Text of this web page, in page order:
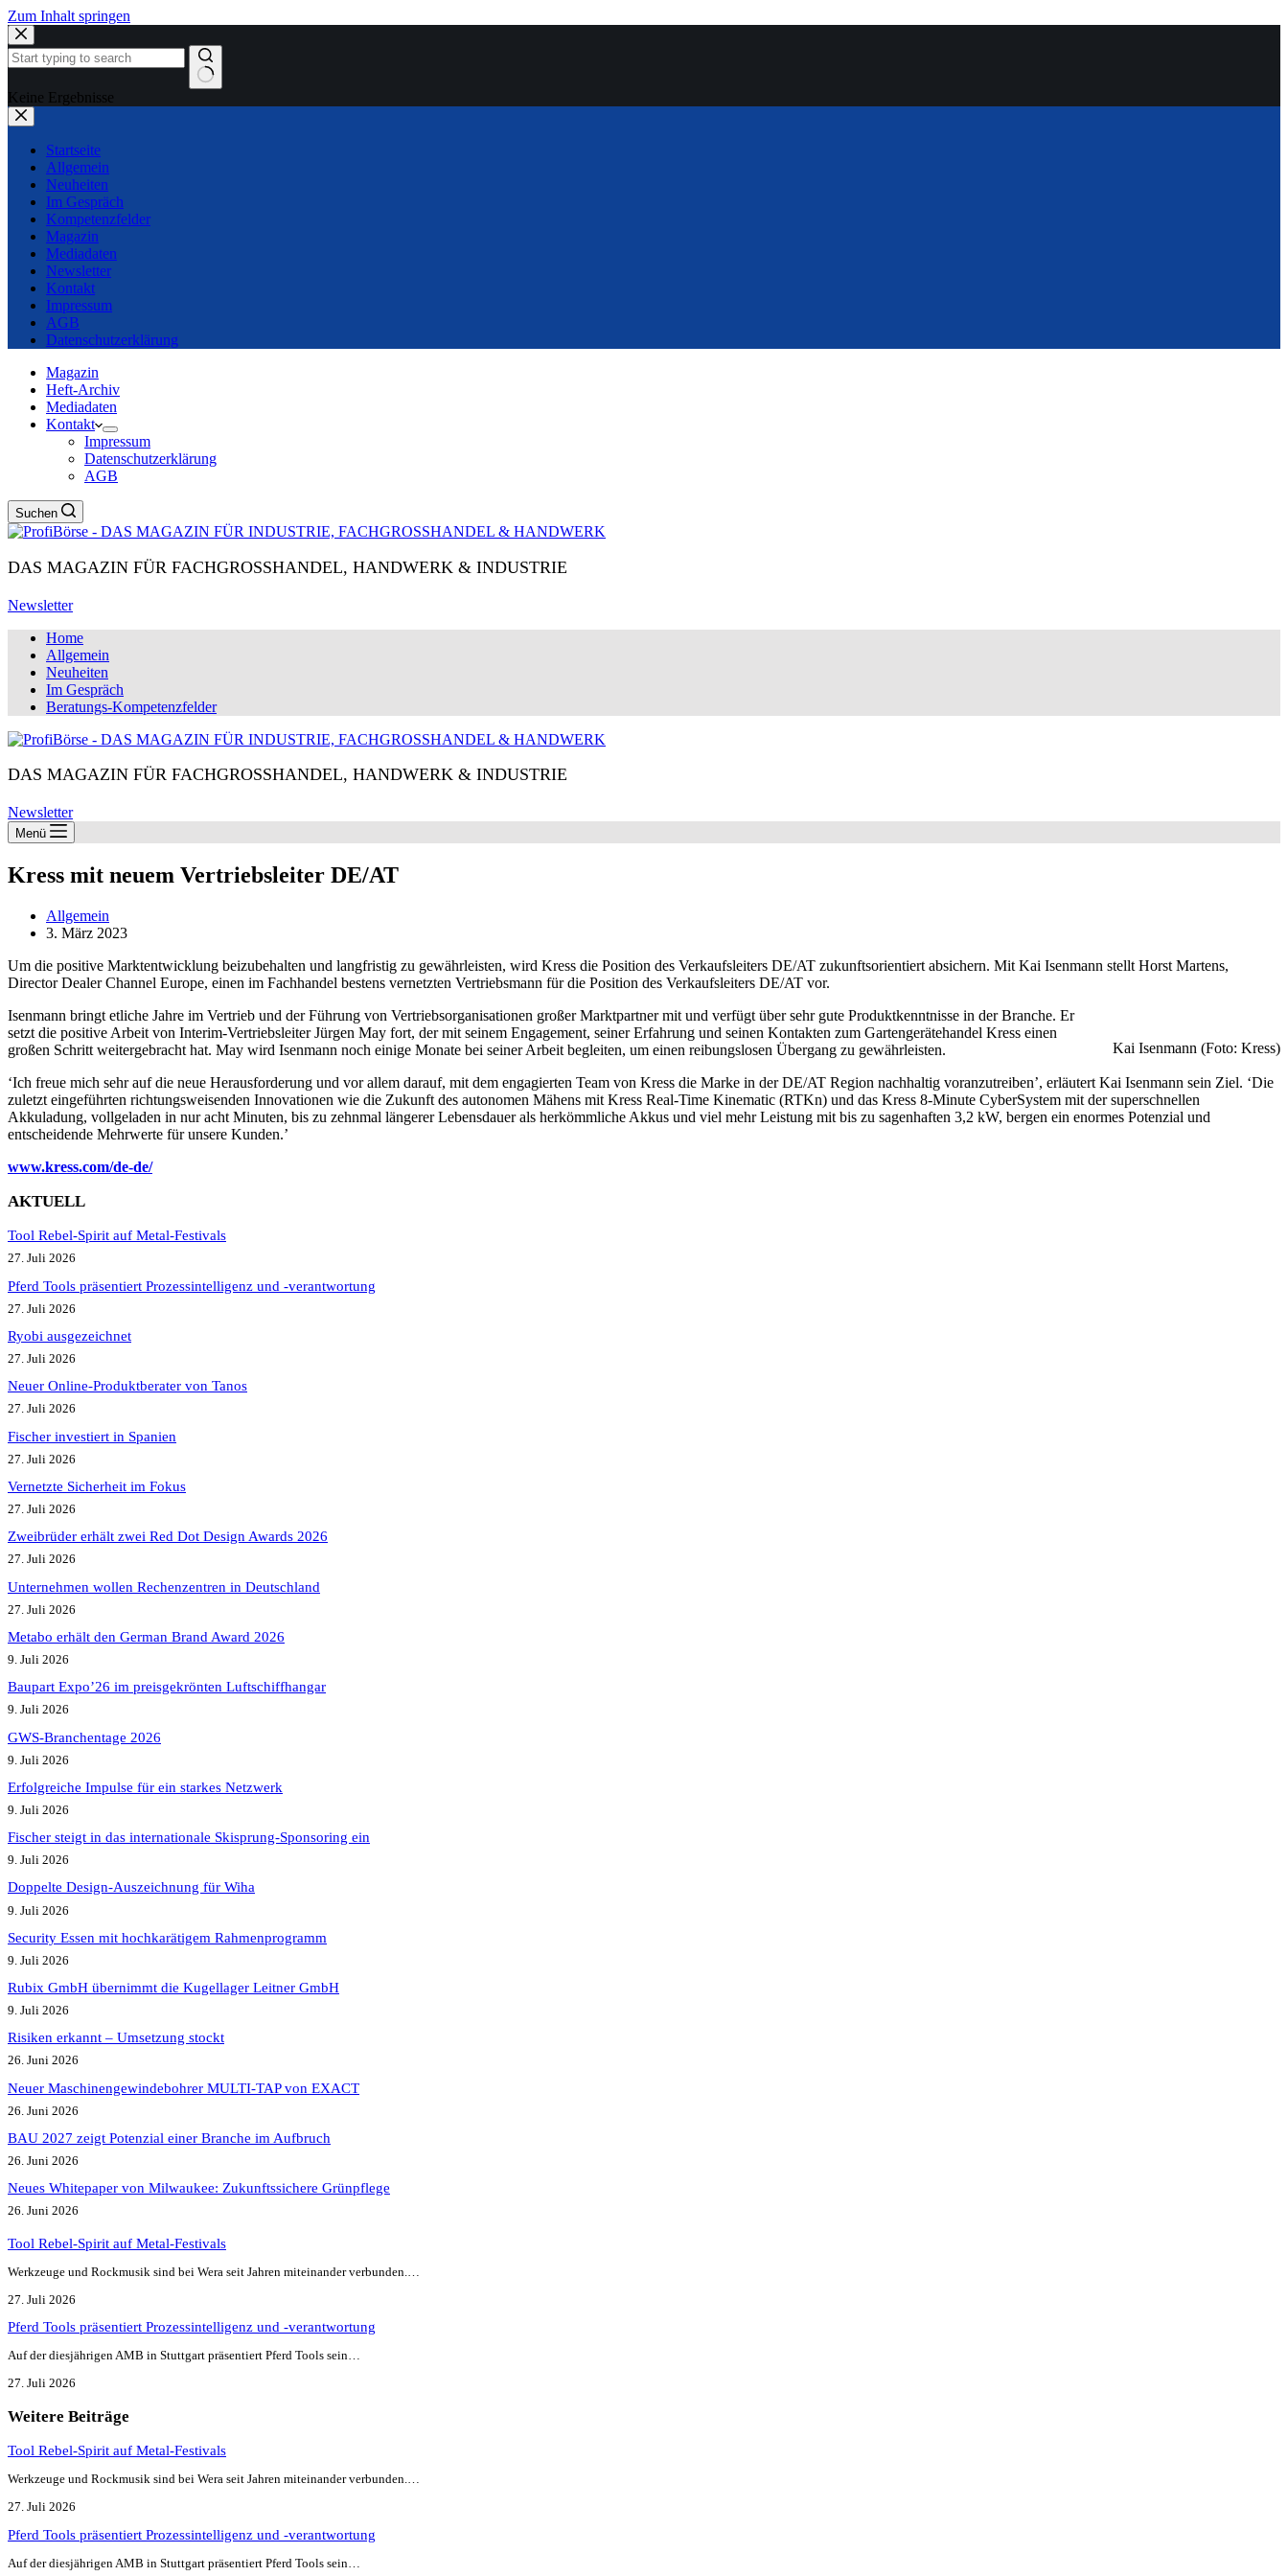
Zum Inhalt springen
Keine Ergebnisse
Startseite
Allgemein
Neuheiten
Im Gespräch
Kompetenzfelder
Magazin
Mediadaten
Newsletter
Kontakt
Impressum
AGB
Datenschutzerklärung
Magazin
Heft-Archiv
Mediadaten
Kontakt
Impressum
Datenschutzerklärung
AGB
Suchen
DAS MAGAZIN FÜR FACHGROSSHANDEL, HANDWERK & INDUSTRIE
Newsletter
Home
Allgemein
Neuheiten
Im Gespräch
Beratungs-Kompetenzfelder
DAS MAGAZIN FÜR FACHGROSSHANDEL, HANDWERK & INDUSTRIE
Newsletter
Menü
Kress mit neuem Vertriebsleiter DE/AT
Allgemein
3. März 2023
Um die positive Marktentwicklung beizubehalten und langfristig zu gewährleisten, wird Kress die Position des Verkaufsleiters DE/AT zukunftsorientiert absichern. Mit Kai Isenmann stellt Horst Martens,
Director Dealer Channel Europe, einen im Fachhandel bestens vernetzten Vertriebsmann für die Position des Verkaufsleiters DE/AT vor.
Kai Isenmann (Foto: Kress)
Isenmann bringt etliche Jahre im Vertrieb und der Führung von Vertriebsorganisationen großer Marktpartner mit und verfügt über sehr gute Produktkenntnisse in der Branche. Er
setzt die positive Arbeit von Interim-Vertriebsleiter Jürgen May fort, der mit seinem Engagement, seiner Erfahrung und seinen Kontakten zum Gartengerätehandel Kress einen
großen Schritt weitergebracht hat. May wird Isenmann noch einige Monate bei seiner Arbeit begleiten, um einen reibungslosen Übergang zu gewährleisten.
‘Ich freue mich sehr auf die neue Herausforderung und vor allem darauf, mit dem engagierten Team von Kress die Marke in der DE/AT Region nachhaltig voranzutreiben’, erläutert Kai Isenmann sein Ziel. ‘Die
zuletzt eingeführten richtungsweisenden Innovationen wie die Zukunft des autonomen Mähens mit Kress Real-Time Kinematic (RTKn) und das Kress 8-Minute CyberSystem mit der superschnellen
Akkuladung, vollgeladen in nur acht Minuten, bis zu zehnmal längerer Lebensdauer als herkömmliche Akkus und viel mehr Leistung mit bis zu sagenhaften 3,2 kW, bergen ein enormes Potenzial und
entscheidende Mehrwerte für unsere Kunden.’
www.kress.com/de-de/
AKTUELL
Tool Rebel-Spirit auf Metal-Festivals
27. Juli 2026
Pferd Tools präsentiert Prozessintelligenz und -verantwortung
27. Juli 2026
Ryobi ausgezeichnet
27. Juli 2026
Neuer Online-Produktberater von Tanos
27. Juli 2026
Fischer investiert in Spanien
27. Juli 2026
Vernetzte Sicherheit im Fokus
27. Juli 2026
Zweibrüder erhält zwei Red Dot Design Awards 2026
27. Juli 2026
Unternehmen wollen Rechenzentren in Deutschland
27. Juli 2026
Metabo erhält den German Brand Award 2026
9. Juli 2026
Baupart Expo’26 im preisgekrönten Luftschiffhangar
9. Juli 2026
GWS-Branchentage 2026
9. Juli 2026
Erfolgreiche Impulse für ein starkes Netzwerk
9. Juli 2026
Fischer steigt in das internationale Skisprung-Sponsoring ein
9. Juli 2026
Doppelte Design-Auszeichnung für Wiha
9. Juli 2026
Security Essen mit hochkarätigem Rahmenprogramm
9. Juli 2026
Rubix GmbH übernimmt die Kugellager Leitner GmbH
9. Juli 2026
Risiken erkannt – Umsetzung stockt
26. Juni 2026
Neuer Maschinengewindebohrer MULTI-TAP von EXACT
26. Juni 2026
BAU 2027 zeigt Potenzial einer Branche im Aufbruch​
26. Juni 2026
Neues Whitepaper von Milwaukee: Zukunftssichere Grünpflege
26. Juni 2026
Tool Rebel-Spirit auf Metal-Festivals
Werkzeuge und Rockmusik sind bei Wera seit Jahren miteinander verbunden.…
27. Juli 2026
Pferd Tools präsentiert Prozessintelligenz und -verantwortung
Auf der diesjährigen AMB in Stuttgart präsentiert Pferd Tools sein…
27. Juli 2026
Weitere Beiträge
Tool Rebel-Spirit auf Metal-Festivals
Werkzeuge und Rockmusik sind bei Wera seit Jahren miteinander verbunden.…
27. Juli 2026
Pferd Tools präsentiert Prozessintelligenz und -verantwortung
Auf der diesjährigen AMB in Stuttgart präsentiert Pferd Tools sein…